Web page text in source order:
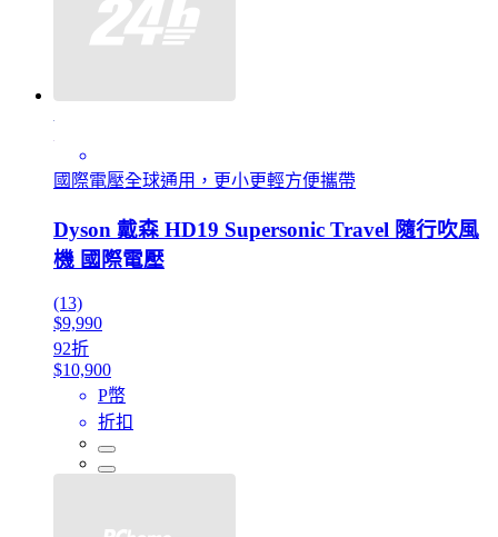
國際電壓全球通用，更小更輕方便攜帶
Dyson 戴森 HD19 Supersonic Travel 隨行吹風
機 國際電壓
(13)
$9,990
92折
$10,900
P幣
折扣